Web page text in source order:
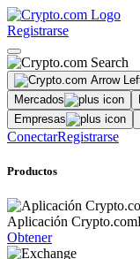
Registrarse
Mercados
Empresas
ConectarRegistrarse
Productos
Aplicación Crypto.com
Obtener